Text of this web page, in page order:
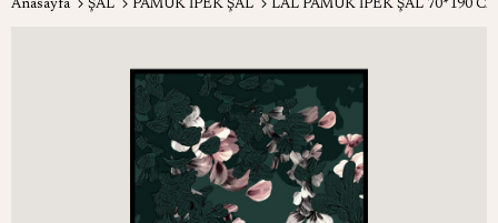
Anasayfa ŞAL PAMUK İPEK ŞAL LAL PAMUK İPEK ŞAL 70*190